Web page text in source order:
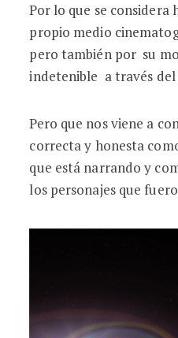
Por lo que se
propio medio
pero también por su
indetenible a través
Pero que nos viene a
correcta y honesta
que está narrando y
los personajes que